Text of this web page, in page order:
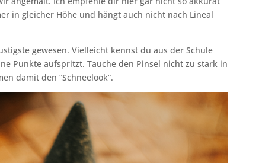
in gleicher Höhe und hängt auch nicht nach Lineal
gewesen. Vielleicht kennst du aus der Schule
Punkte aufspritzt. Tauche den Pinsel nicht zu stark in
damit den “Schneelook”.